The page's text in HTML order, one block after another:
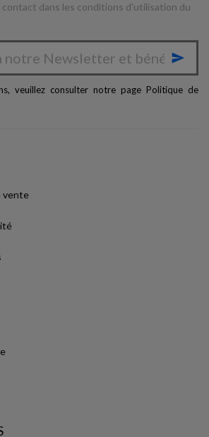
dans les conditions d'utilisation du

veuillez consulter notre page Politique de
vente